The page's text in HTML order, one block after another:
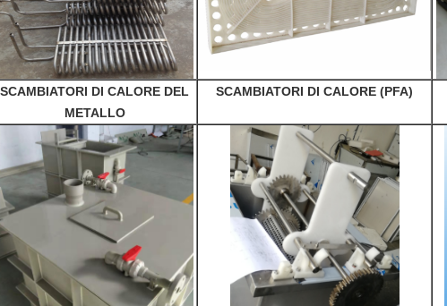
SCAMBIATORI DI CALORE DEL
METALLO
SCAMBIATORI DI CALORE (PFA)